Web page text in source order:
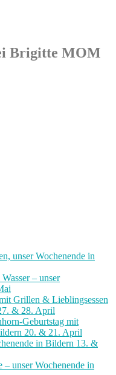
Brigitte MOM
unser Wochenende in
– unser
Grillen & Lieblingsessen
& 28. April
Geburtstag mit
20. & 21. April
in Bildern 13. &
– unser Wochenende in